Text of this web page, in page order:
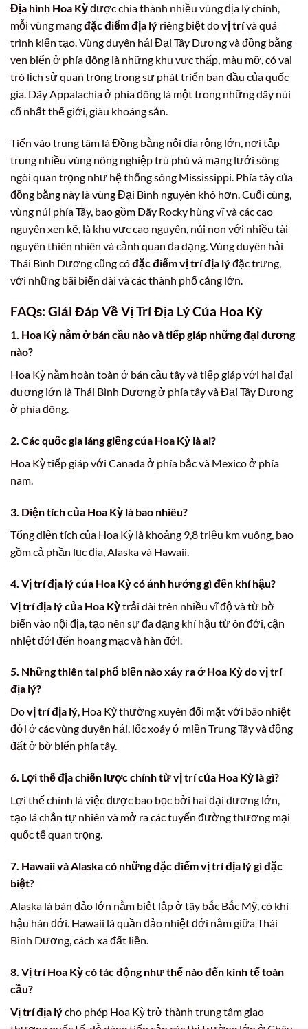
Địa hình Hoa Kỳđược chia thành nhiều vùng địa lý chính,
mỗi vùng mangđặc điểm địa lý riêng biệt dovị trívà quá
trình kiến tạo. Vùng duyên hải Đại Tây Dương và đồng bằng
ven biển ở phía đông là những khu vực thấp, màu mỡ, có vai
trò lịch sử quan trọng trong sự phát triển ban đầu của quốc
gia. Dãy Appalachia ở phía đông là một trong những dãy núi
cổ nhất thế giới, giàu khoáng sản.
Tiến vào trung tâm là Đồng bằng nội địa rộng lớn, nơi tập
trung nhiều vùng nông nghiệp trù phú và mạng lưới sông
ngòi quan trọng như hệ thống sông Mississippi. Phía tây của
đồng bằng này là vùng Đại Bình nguyên khô hơn. Cuối cùng,
vùng núi phía Tây, bao gồm Dãy Rocky hùng vĩ và các cao
nguyên xen kẽ, là khu vực cao nguyên, núi non với nhiều tài
nguyên thiên nhiên và cảnh quan đa dạng. Vùng duyên hải
Thái Bình Dương cũng cóđặc điểm vị trí địa lýđặc trưng,
với những bãi biển dài và các thành phố cảng lớn.
FAQs: Giải Đáp Về Vị Trí Địa Lý Của Hoa Kỳ
1. Hoa Kỳ nằm ở bán cầu nào và tiếp giáp những đại dương
nào?
Hoa Kỳ nằm hoàn toàn ở bán cầu tây và tiếp giáp với hai đại
dương lớn là Thái Bình Dương ở phía tây và Đại Tây Dương
ở phía đông.
2. Các quốc gia láng giềng của Hoa Kỳ là ai?
Hoa Kỳ tiếp giáp với Canada ở phía bắc và Mexico ở phía
nam.
3. Diện tích của Hoa Kỳ là bao nhiêu?
Tổng diện tích của Hoa Kỳ là khoảng 9,8 triệu km vuông, bao
gồm cả phần lục địa, Alaska và Hawaii.
4. Vị trí địa lý của Hoa Kỳ có ảnh hưởng gì đến khí hậu?
Vị trí địa lý của Hoa Kỳtrải dài trên nhiều vĩ độ và từ bờ
biển vào nội địa, tạo nên sự đa dạng khí hậu từ ôn đới, cận
nhiệt đới đến hoang mạc và hàn đới.
5. Những thiên tai phổ biến nào xảy ra ở Hoa Kỳ do vị trí
địa lý?
Dovị trí địa lý, Hoa Kỳ thường xuyên đối mặt với bão nhiệt
đới ở các vùng duyên hải, lốc xoáy ở miền Trung Tây và động
đất ở bờ biển phía tây.
6. Lợi thế địa chiến lược chính từ vị trí của Hoa Kỳ là gì?
Lợi thế chính là việc được bao bọc bởi hai đại dương lớn,
tạo lá chắn tự nhiên và mở ra các tuyến đường thương mại
quốc tế quan trọng.
7. Hawaii và Alaska có nhữngđặc điểm vị trí địa lýgì đặc
biệt?
Alaska là bán đảo lớn nằm biệt lập ở tây bắc Bắc Mỹ, có khí
hậu hàn đới. Hawaii là quần đảo nhiệt đới nằm giữa Thái
Bình Dương, cách xa đất liền.
8. Vị trí Hoa Kỳ có tác động như thế nào đến kinh tế toàn
cầu?
Vị trí địa lýcho phép Hoa Kỳ trở thành trung tâm giao